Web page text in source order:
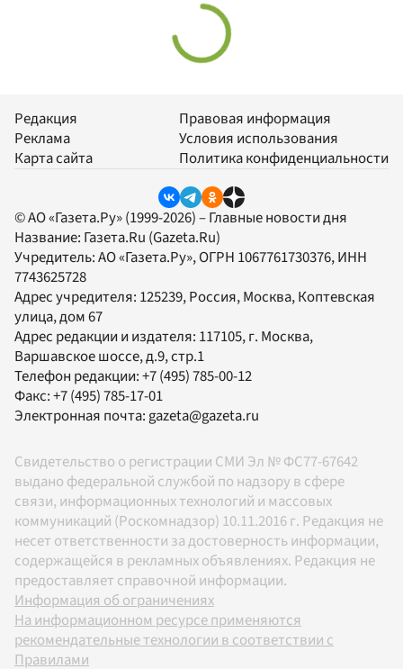
Редакция
Реклама
Карта сайта
Правовая информация
Условия использования
Политика конфиденциальности
© АО «Газета.Ру» (1999-2026) – Главные новости дня
Название: Газета.Ru (Gazeta.Ru)
Учредитель:АО «Газета.Ру», ОГРН 1067761730376, ИНН
7743625728
Адрес учредителя: 125239, Россия, Москва, Коптевская
улица, дом 67
Адрес редакции и издателя: 117105, г. Москва,
Варшавское шоссе, д.9, стр.1
Телефон редакции:+7 (495) 785-00-12
Факс:+7 (495) 785-17-01
Электронная почта:gazeta@gazeta.ru
Свидетельство о регистрации СМИ Эл № ФС77-67642
выдано федеральной службой по надзору в сфере
связи, информационных технологий и массовых
коммуникаций (Роскомнадзор) 10.11.2016 г. Редакция не
несет ответственности за достоверность информации,
содержащейся в рекламных объявлениях. Редакция не
предоставляет справочной информации.
Информация об ограничениях
На информационном ресурсе применяются
рекомендательные технологии в соответствии с
Правилами